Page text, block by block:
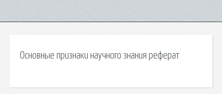
Основные признаки научного знания реферат